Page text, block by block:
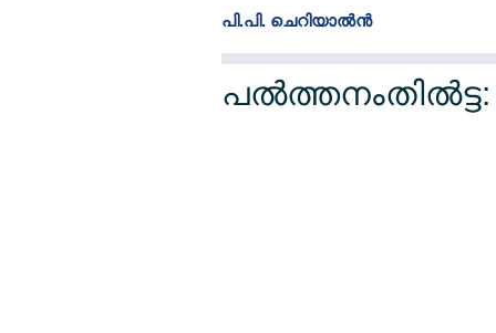
പി.പി. ചെറിയാല്‍ന്‍
പല്‍ത്തനംതില്‍ട്ട: